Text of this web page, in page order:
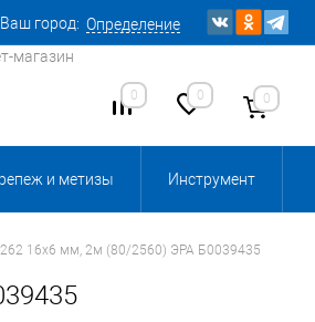
Ваш город: Определение
магазин
0 0 0
и метизы Инструмент
Кабеленесущие системы
бытовая химия
16х6 мм, 2м (80/2560) ЭРА Б0039435